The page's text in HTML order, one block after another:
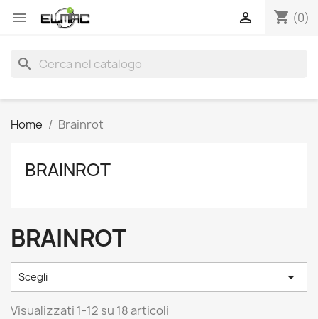
 shopping_cart (0)

search
Home Brainrot
BRAINROT
BRAINROT
Scegli 
Visualizzati 1-12 su 18 articoli